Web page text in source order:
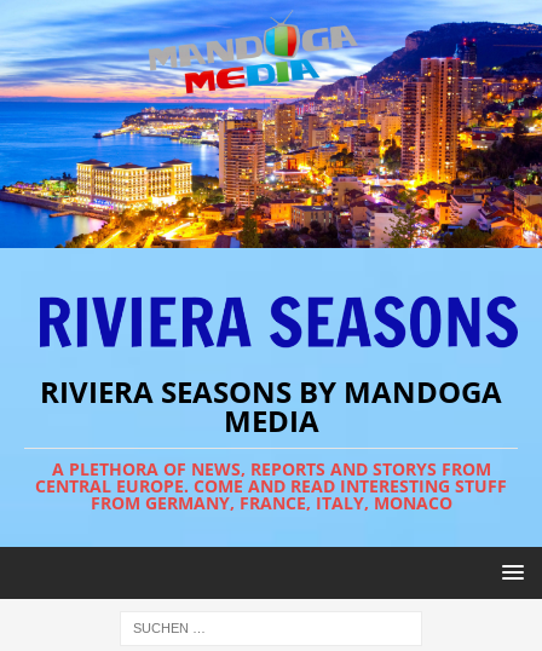
RIVIERA SEASONS BY MANDOGA
MEDIA
A PLETHORA OF NEWS, REPORTS AND STORYS FROM
CENTRAL EUROPE. COME AND READ INTERESTING STUFF
FROM GERMANY, FRANCE, ITALY, MONACO